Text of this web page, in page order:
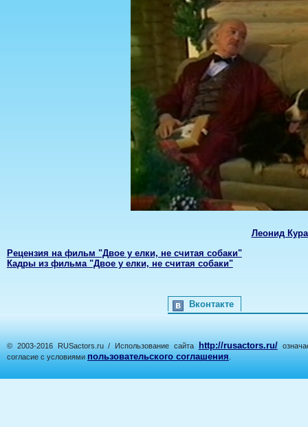
Леонид
Рецензия на фильм "Двое у елки, не считая собаки"
Кадры из фильма "Двое у елки, не считая собаки"
Вконтакте
© 2003-2016 RUSactors.ru / Использование сайта http://rusactors.ru/
согласие с условиями пользовательского соглашения